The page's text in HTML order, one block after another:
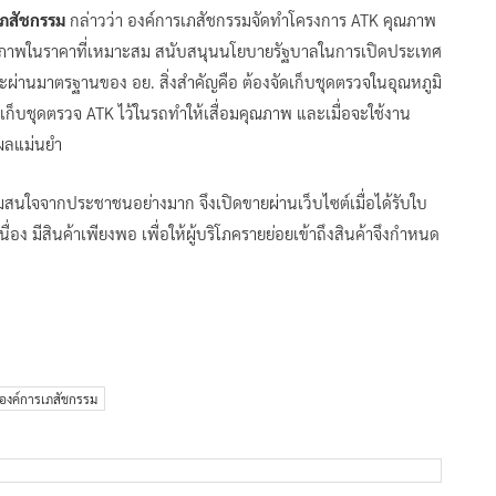
สัชกรรม กล่าวว่า องค์การเภสัชกรรมจัดทำโครงการ ATK คุณภาพ
พในราคาที่เหมาะสม สนับสนุนนโยบายรัฐบาลในการเปิดประเทศ
านมาตรฐานของ อย. สิ่งสำคัญคือ ต้องจัดเก็บชุดตรวจในอุณหภูมิ
ชุดตรวจ ATK ไว้ในรถทำให้เสื่อมคุณภาพ และเมื่อจะใช้งาน
ลแม่นยำ
ใจจากประชาชนอย่างมาก จึงเปิดขายผ่านเว็บไซต์เมื่อได้รับใบ
ง มีสินค้าเพียงพอ เพื่อให้ผู้บริโภครายย่อยเข้าถึงสินค้าจึงกำหนด
องค์การเภสัชกรรม